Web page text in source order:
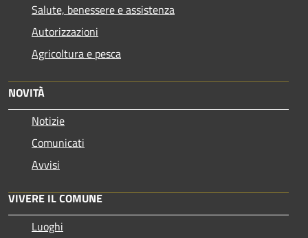
Salute, benessere e assistenza
Autorizzazioni
Agricoltura e pesca
NOVITÀ
Notizie
Comunicati
Avvisi
VIVERE IL COMUNE
Luoghi